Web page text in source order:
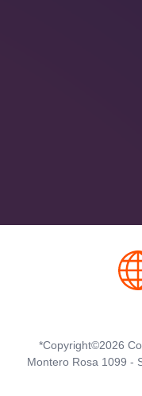
*Copyright©2026
Montero Rosa 1099 -